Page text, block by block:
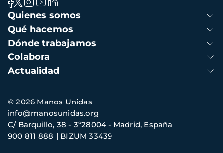
Navegación
principal
Quienes somos
Qué hacemos
Dónde trabajamos
Colabora
Actualidad
Información
de
contacto
© 2026 Manos Unidas
C/ Barquillo, 38 - 3º28004 - Madrid, España
900 811 888
BIZUM 33439
info@manosunidas.org